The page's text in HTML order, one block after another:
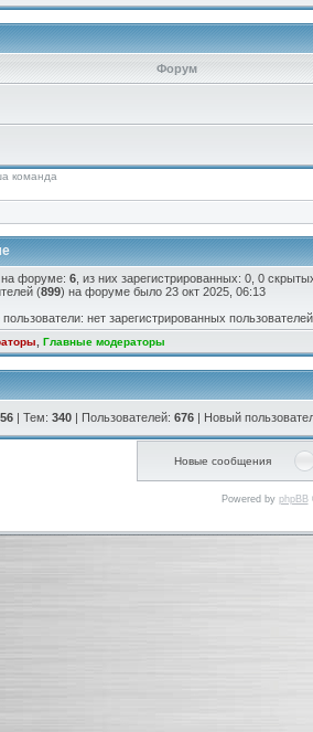
Форум
команда
на форуме: 6 , из них зарегистрированных: 0, 0
(899) на форуме было 23 окт 2025, 06:13
нет зарегистрированных пользователей
Главные модераторы
| Тем: 340 | Пользователей: 676 | Новый
Новые сообщения
Powered by phpBB